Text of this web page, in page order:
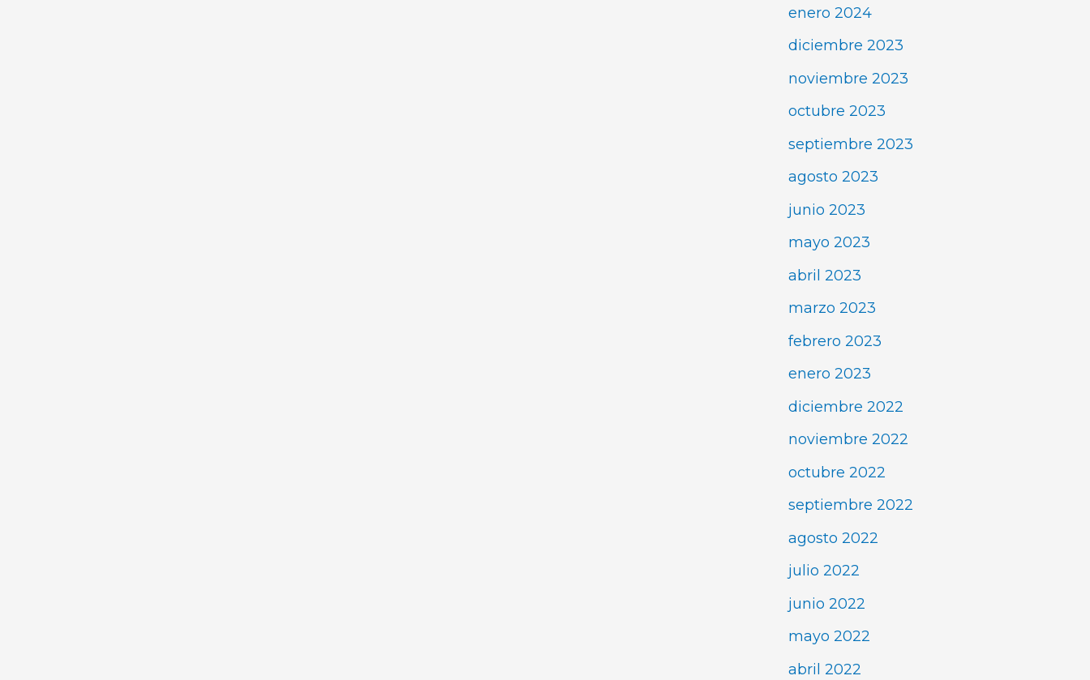
enero 2024
diciembre 2023
noviembre 2023
octubre 2023
septiembre 2023
agosto 2023
junio 2023
mayo 2023
abril 2023
marzo 2023
febrero 2023
enero 2023
diciembre 2022
noviembre 2022
octubre 2022
septiembre 2022
agosto 2022
julio 2022
junio 2022
mayo 2022
abril 2022